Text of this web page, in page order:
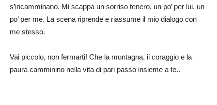
s’incamminano. Mi scappa un sorriso tenero, un po’ per lui, un
po’ per me. La scena riprende e riassume il mio dialogo con
me stesso.
Vai piccolo, non fermarti! Che la montagna, il coraggio e la
paura camminino nella vita di pari passo insieme a te..